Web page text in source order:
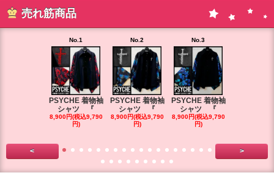
売れ筋商品
No.1
PSYCHE 着物袖
シャツ 『
8,900円(税込9,790
円)
No.2
PSYCHE 着物袖
シャツ 『
8,900円(税込9,790
円)
No.3
PSYCHE 着物袖
シャツ 『
8,900円(税込9,790
円)
< >